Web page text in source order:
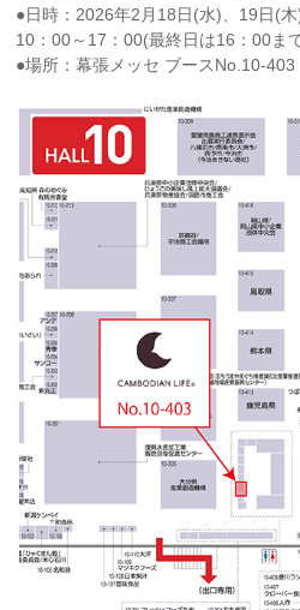
●日時：2026年2月18日(水)、19日(
10：00～17：00(最終日は16：00ま
●場所：幕張メッセ ブースNo.10-403